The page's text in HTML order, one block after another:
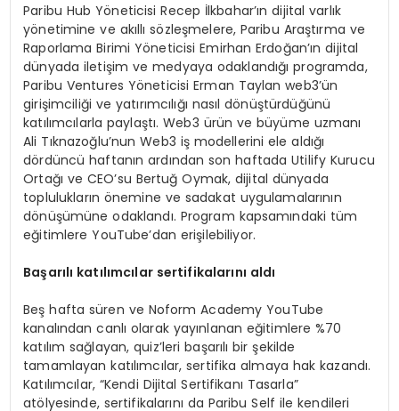
Paribu Hub Yöneticisi Recep İlkbahar’ın dijital varlık
yönetimine ve akıllı sözleşmelere, Paribu Araştırma ve
Raporlama Birimi Yöneticisi Emirhan Erdoğan’ın dijital
dünyada iletişim ve medyaya odaklandığı programda,
Paribu Ventures Yöneticisi Erman Taylan web3’ün
girişimciliği ve yatırımcılığı nasıl dönüştürdüğünü
katılımcılarla paylaştı. Web3 ürün ve büyüme uzmanı
Ali Tıknazoğlu’nun Web3 iş modellerini ele aldığı
dördüncü haftanın ardından son haftada Utilify Kurucu
Ortağı ve CEO’su Bertuğ Oymak, dijital dünyada
toplulukların önemine ve sadakat uygulamalarının
dönüşümüne odaklandı. Program kapsamındaki tüm
eğitimlere YouTube’dan erişilebiliyor.
Başarılı katılımcılar sertifikalarını aldı
Beş hafta süren ve Noform Academy YouTube
kanalından canlı olarak yayınlanan eğitimlere %70
katılım sağlayan, quiz’leri başarılı bir şekilde
tamamlayan katılımcılar, sertifika almaya hak kazandı.
Katılımcılar, “Kendi Dijital Sertifikanı Tasarla”
atölyesinde, sertifikalarını da Paribu Self ile kendileri